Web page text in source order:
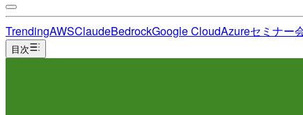
TrendingAWSClaudeBedrockGoogle CloudAzureセミナー
目次